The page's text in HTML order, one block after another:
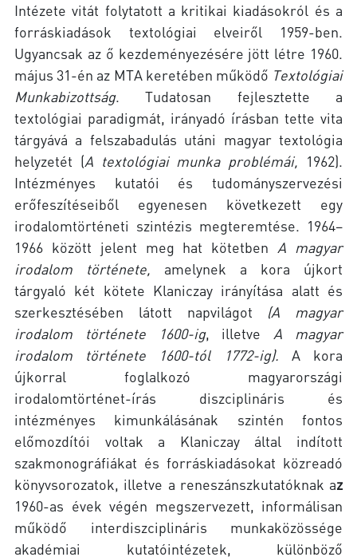
Intézete vitát folytatott a kritikai kiadásokról és a
forráskiadások textológiai elveiről 1959-ben.
Ugyancsak az ő kezdeményezésére jött létre 1960.
május 31-én az MTA keretében működő Textológiai
Munkabizottság. Tudatosan fejlesztette a
textológiai paradigmát, irányadó írásban tette vita
tárgyává a felszabadulás utáni magyar textológia
helyzetét (A textológiai munka problémái, 1962).
Intézményes kutatói és tudományszervezési
erőfeszítéseiből egyenesen következett egy
irodalomtörténeti szintézis megteremtése. 1964–
1966 között jelent meg hat kötetben A magyar
irodalom története, amelynek a kora újkort
tárgyaló két kötete Klaniczay irányítása alatt és
szerkesztésében látott napvilágot (A magyar
irodalom története 1600-ig, illetve A magyar
irodalom története 1600-tól 1772-ig). A kora
újkorral foglalkozó magyarországi
irodalomtörténet-írás diszciplináris és
intézményes kimunkálásának szintén fontos
előmozdítói voltak a Klaniczay által indított
szakmonográfiákat és forráskiadásokat közreadó
könyvsorozatok, illetve a reneszánszkutatóknak az
1960-as évek végén megszervezett, informálisan
működő interdiszciplináris munkaközössége
akadémiai kutatóintézetek, különböző